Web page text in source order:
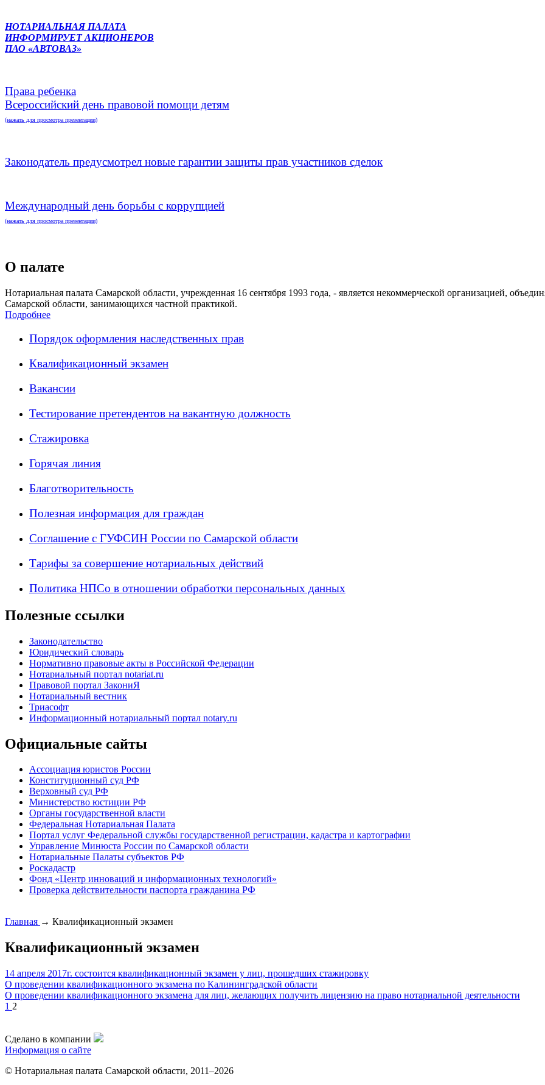
НОТАРИАЛЬНАЯ ПАЛАТА
ИНФОРМИРУЕТ АКЦИОНЕРОВ
ПАО «АВТОВАЗ»
Права ребенка
Всероссийский день правовой помощи детям
(нажать для просмотра презентации)
Законодатель предусмотрел новые гарантии защиты прав участников сделок
Международный день борьбы с коррупцией
(нажать для просмотра презентации)
О палате
Нотариальная палата Самарской области, учрежденная 16 сентября 1993 года, - является некоммерческой организацией,
Самарской области, занимающихся частной практикой.
Подробнее
Порядок оформления наследственных прав
Квалификационный экзамен
Вакансии
Тестирование претендентов на вакантную должность
Стажировка
Горячая линия
Благотворительность
Полезная информация для граждан
Соглашение с ГУФСИН России по Самарской области
Тарифы за совершение нотариальных действий
Политика НПСо в отношении обработки персональных данных
Полезные ссылки
Законодательство
Юридический словарь
Нормативно правовые акты в Российской Федерации
Нотариальный портал notariat.ru
Правовой портал ЗакониЯ
Нотариальный вестник
Триасофт
Информационный нотариальный портал notary.ru
Официальные сайты
Ассоциация юристов России
Конституционный суд РФ
Верховный суд РФ
Министерство юстиции РФ
Органы государственной власти
Федеральная Нотариальная Палата
Портал услуг Федеральной службы государственной регистрации, кадастра и картографии
Управление Минюста России по Самарской области
Нотариальные Палаты субъектов РФ
Роскадастр
Фонд «Центр инноваций и информационных технологий»
Проверка действительности паспорта гражданина РФ
Главная → Квалификационный экзамен
Квалификационный экзамен
14 апреля 2017г. состоится квалификационный экзамен у лиц, прошедших стажировку
О проведении квалификационного экзамена по Калининградской области
О проведении квалификационного экзамена для лиц, желающих получить лицензию на право нотариальной деятельности
1 2
Сделано в компании
Информация о сайте
© Нотариальная палата Самарской области, 2011–2026